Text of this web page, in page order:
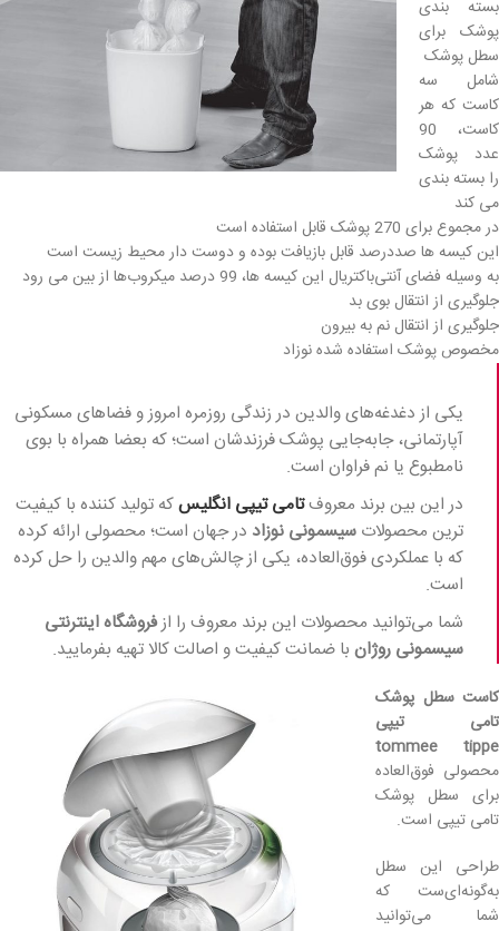
بسته بندی
پوشک برای
سطل پوشک
شامل سه
کاست که هر
کاست، 90
عدد پوشک
را بسته بندی
می کند
در مجموع برای 270 پوشک قابل استفاده است
این کیسه ها صددرصد قابل بازیافت بوده و دوست دار محیط زیست است
به وسیله فضای آنتی‌باکتریال این کیسه ها، 99 درصد میکروب‌ها از بین می رود
جلوگیری از انتقال بوی بد
جلوگیری از انتقال نم به بیرون
مخصوص پوشک استفاده شده نوزاد
یکی از دغدغه‌های والدین در زندگی روزمره امروز و فضاهای مسکونی
آپارتمانی، جابه‌جایی پوشک فرزندشان است؛ که بعضا همراه با بوی
نامطبوع یا نم فراوان است.
در این بین برند معروفتامی تیپی انگلیسکه تولید کننده با کیفیت
ترین محصولات سیسمونی نوزاد در جهان است؛ محصولی ارائه کرده
که با عملکردی فوق‌العاده، یکی از چالش‌های مهم والدین را حل کرده
است.
شما می‌توانید محصولات این برند معروف را ازفروشگاه اینترنتی
سیسمونی روژان با ضمانت کیفیت و اصالت کالا تهیه بفرمایید.
کاست سطل پوشک
تامی تیپی
tommee tippe
محصولی فوق‌العاده
برای سطل پوشک
تامی تیپی است.
طراحی این سطل
به‌گونه‌ای‌ست که
شما می‌توانید